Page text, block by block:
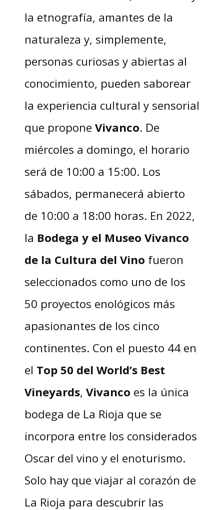
la etnografía, amantes de la
naturaleza y, simplemente,
personas curiosas y abiertas al
conocimiento, pueden saborear
la experiencia cultural y sensorial
que propone Vivanco. De
miércoles a domingo, el horario
será de 10:00 a 15:00. Los
sábados, permanecerá abierto
de 10:00 a 18:00 horas. En 2022,
la Bodega y el Museo Vivanco
de la Cultura del Vino fueron
seleccionados como uno de los
50 proyectos enológicos más
apasionantes de los cinco
continentes. Con el puesto 44 en
el Top 50 del World’s Best
Vineyards, Vivanco es la única
bodega de La Rioja que se
incorpora entre los considerados
Oscar del vino y el enoturismo.
Solo hay que viajar al corazón de
La Rioja para descubrir las